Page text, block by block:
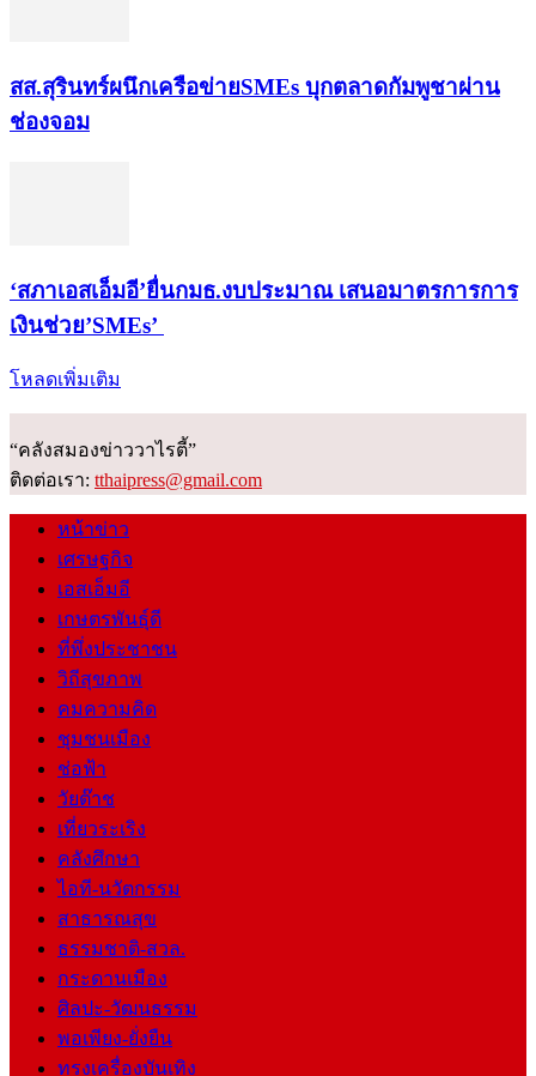
สส.สุรินทร์ผนึกเครือข่ายSMEs บุกตลาดกัมพูชาผ่าน
ช่องจอม
‘สภาเอสเอ็มอี’ยื่นกมธ.งบประมาณ เสนอมาตรการการ
เงินช่วย’SMEs’
โหลดเพิ่มเติม
“คลังสมองข่าววาไรตี้”
ติดต่อเรา: tthaipress@gmail.com
หน้าข่าว
เศรษฐกิจ
เอสเอ็มอี
เกษตรพันธุ์ดี
ที่พึ่งประชาชน
วิถีสุขภาพ
คมความคิด
ชุมชนเมือง
ช่อฟ้า
วัยต๊าช
เที่ยวระเริง
คลังศึกษา
ไอที-นวัตกรรม
สาธารณสุข
ธรรมชาติ-สวล.
กระดานเมือง
ศิลปะ-วัฒนธรรม
พอเพียง-ยั่งยืน
ทรงเครื่องบันเทิง